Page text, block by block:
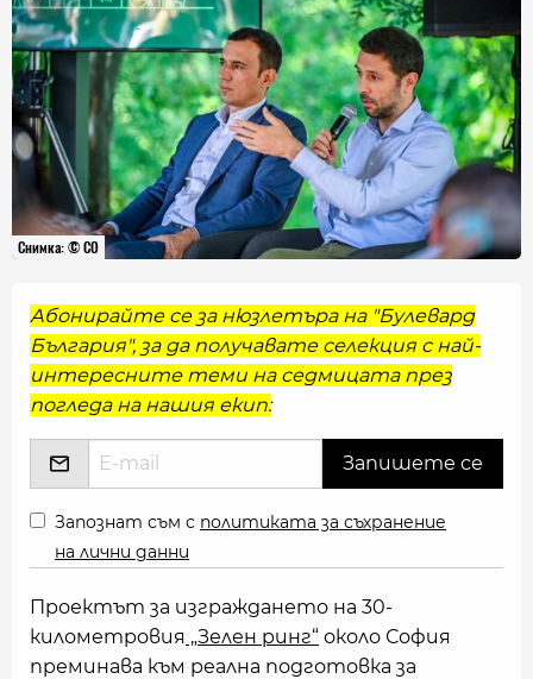
Снимка: © СО
Абонирайте се за нюзлетъра на "Булевард
България", за да получавате селекция с най-
интересните теми на седмицата през
погледа на нашия екип:
Запознат съм с политиката за съхранение
на лични данни
Проектът за изграждането на 30-
километровия „Зелен ринг“ около София
преминава към реална подготовка за